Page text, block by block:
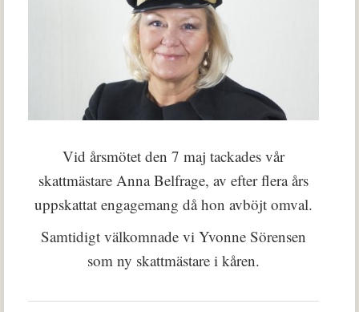
Vid årsmötet den 7 maj tackades vår
skattmästare Anna Belfrage, av efter flera års
uppskattat engagemang då hon avböjt omval.
Samtidigt välkomnade vi Yvonne Sörensen
som ny skattmästare i kåren.